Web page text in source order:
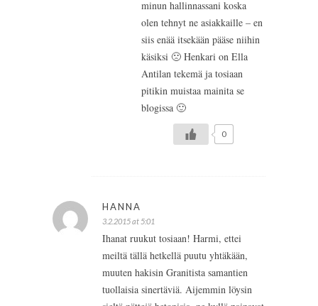
minun hallinnassani koska
olen tehnyt ne asiakkaille – en
siis enää itsekään pääse niihin
käsiksi 🙁 Henkari on Ella
Antilan tekemä ja tosiaan
pitikin muistaa mainita se
blogissa 🙂
0
HANNA
3.2.2015 at 5:01
Ihanat ruukut tosiaan! Harmi, ettei
meiltä tällä hetkellä puutu yhtäkään,
muuten hakisin Granitista samantien
tuollaisia sinertäviä. Aijemmin löysin